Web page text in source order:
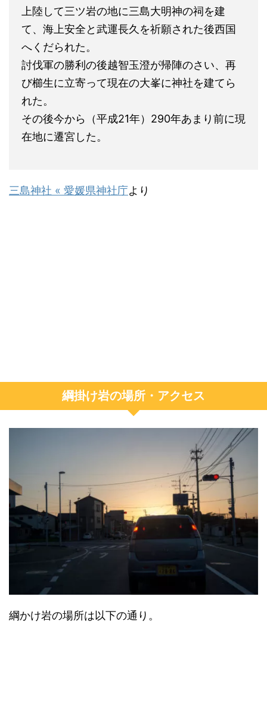
上陸して三ツ岩の地に三島大明神の祠を建
て、海上安全と武運長久を祈願された後西国
へくだられた。
討伐軍の勝利の後越智玉澄が帰陣のさい、再
び櫛生に立寄って現在の大峯に神社を建てら
れた。
その後今から（平成21年）290年あまり前に現
在地に遷宮した。
三島神社 « 愛媛県神社庁より
綱掛け岩の場所・アクセス
綱かけ岩の場所は以下の通り。